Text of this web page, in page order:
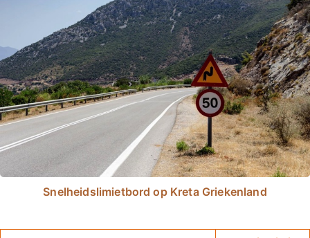
Snelheidslimietbord op Kreta Griekenland